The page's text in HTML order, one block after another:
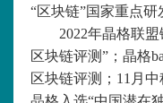
“区块链”国家重点研
2022年晶格联
区块链评测”；晶格
区块链评测；11月